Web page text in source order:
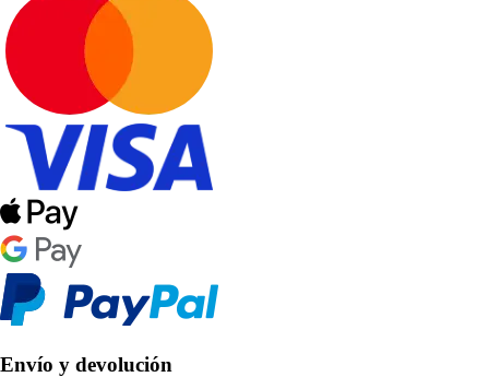
Envío y devolución